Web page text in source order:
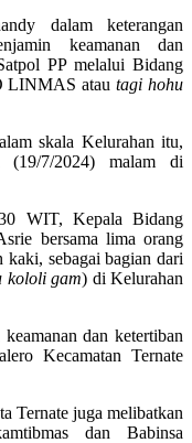
dalam keterangan
keamanan dan
PP melalui Bidang
LINMAS atautagi hohu
skala Kelurahan itu,
(19/7/2024) malam di
WIT, Kepala Bidang
bersama lima orang
kaki, sebagai bagian dari
kololi gam) di Kelurahan
dan ketertiban
Kecamatan Ternate
Ternate juga melibatkan
dan Babinsa